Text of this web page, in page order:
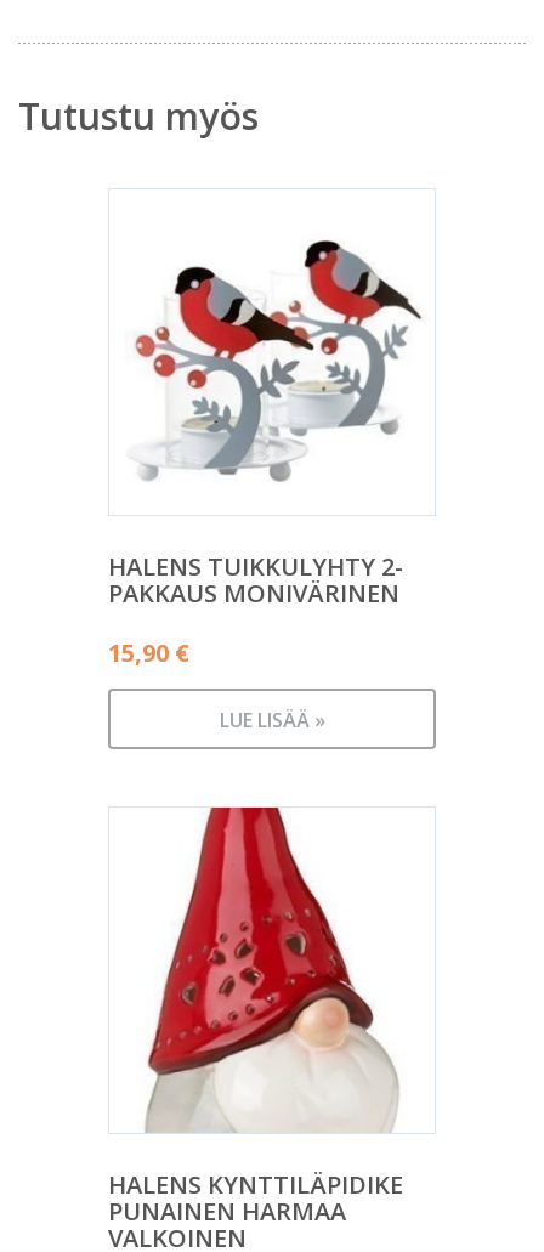
Tutustu myös
HALENS TUIKKULYHTY 2-
PAKKAUS MONIVÄRINEN
15,90 €
LUE LISÄÄ »
HALENS KYNTTILÄPIDIKE
PUNAINEN HARMAA
VALKOINEN